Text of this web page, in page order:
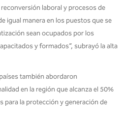
laboral y procesos de
igual manera en los puestos que se
sean ocupados por los
y formados”, subrayó la alta
también abordaron
en la región que alcanza el 50%
para la protección y generación de